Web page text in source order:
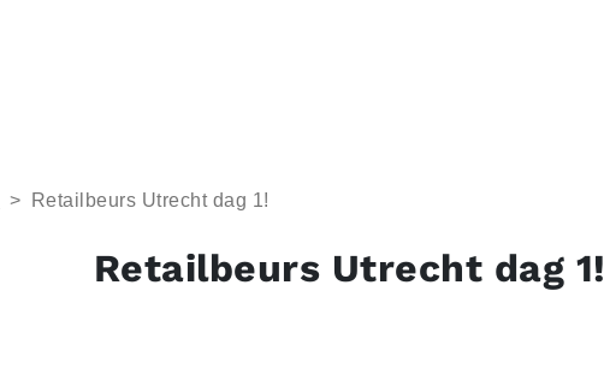
> Retailbeurs Utrecht dag 1!
Retailbeurs Utrecht dag 1!